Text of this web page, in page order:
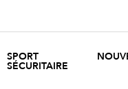
SPORT
SÉCURITAIRE